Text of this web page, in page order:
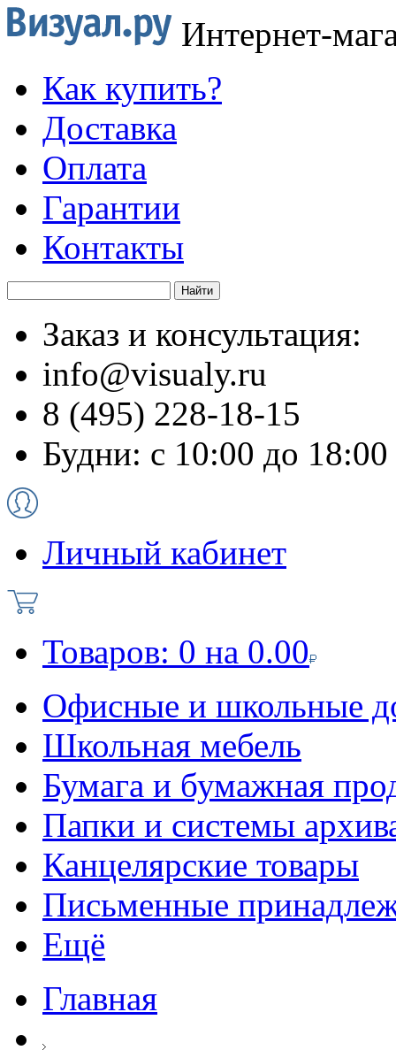
Интернет-
Как купить?
Доставка
Оплата
Гарантии
Контакты
Заказ и консультация:
info@visualy.ru
8 (495) 228-18-15
Будни: с 10:00 до 18:00
Личный кабинет
Товаров: 0 на 0.00
Офисные и школьные
Школьная мебель
Бумага и бумажная
Папки и системы
Канцелярские товары
Письменные
Ещё
Главная